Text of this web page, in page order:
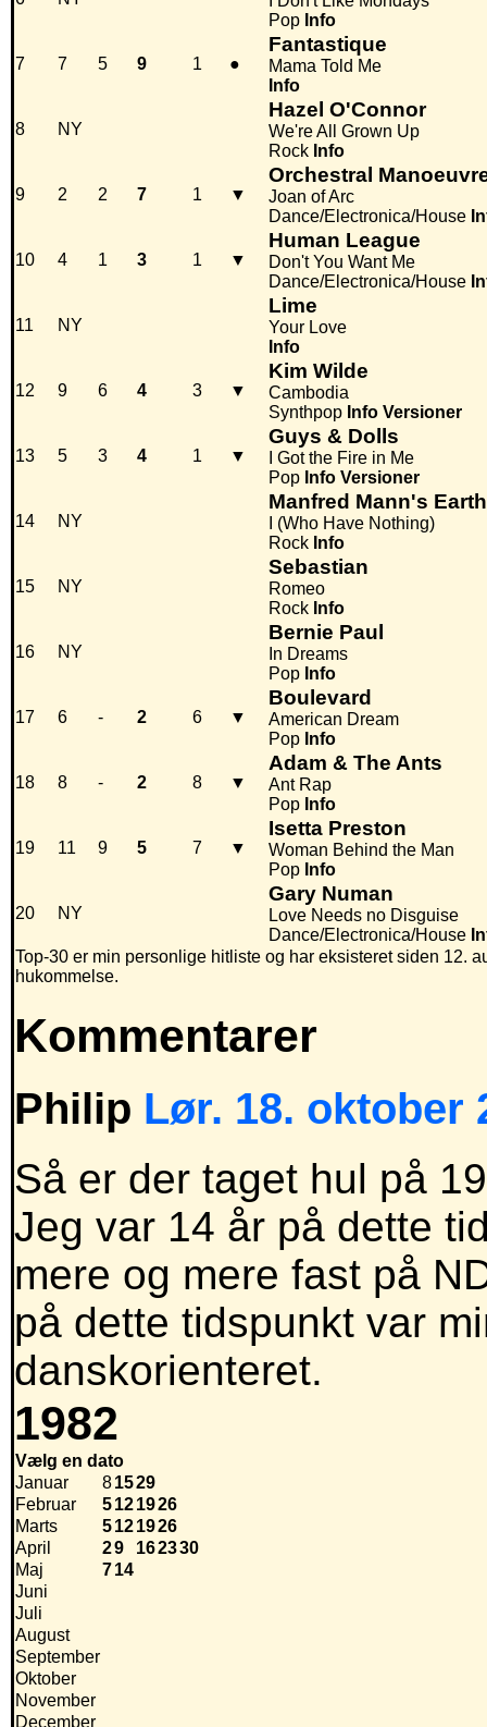
Pop Info
7 7 5 9 1 ●
Fantastique
Mama Told Me
Info
8 NY
Hazel O'Connor
We're All Grown Up
Rock Info
9 2 2 7 1 ▼
Orchestral
Joan of Arc
Dance/Electronica/House
10 4 1 3 1 ▼
Human League
Don't You Want Me
Dance/Electronica/House
11 NY
Lime
Your Love
Info
12 9 6 4 3 ▼
Kim Wilde
Cambodia
Synthpop Info Versioner
13 5 3 4 1 ▼
Guys & Dolls
I Got the Fire in Me
Pop Info Versioner
14 NY
Manfred Mann's
I (Who Have Nothing)
Rock Info
15 NY
Sebastian
Romeo
Rock Info
16 NY
Bernie Paul
In Dreams
Pop Info
17 6 - 2 6 ▼
Boulevard
American Dream
Pop Info
18 8 - 2 8 ▼
Adam & The Ants
Ant Rap
Pop Info
19 11 9 5 7 ▼
Isetta Preston
Woman Behind the Man
Pop Info
20 NY
Gary Numan
Love Needs no Disguise
Dance/Electronica/House
Top-30 er min personlige hitliste og har eksisteret siden 12.
hukommelse.
Kommentarer
Philip Lør. 18. oktober
Så er der taget hul på
Jeg var 14 år på dette
mere og mere fast på
på dette tidspunkt var
danskorienteret.
1982
Vælg en dato
Januar
81529
Februar
5121926
Marts
5121926
April
29 162330
Maj
714
Juni
Juli
August
September
Oktober
November
December